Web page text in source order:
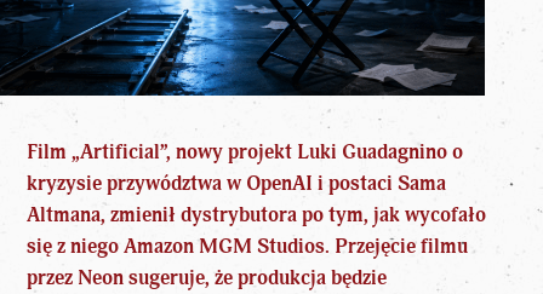
Film „Artificial”, nowy projekt Luki Guadagnino o
kryzysie przywództwa w OpenAI i postaci Sama
Altmana, zmienił dystrybutora po tym, jak wycofało
się z niego Amazon MGM Studios. Przejęcie filmu
przez Neon sugeruje, że produkcja będzie